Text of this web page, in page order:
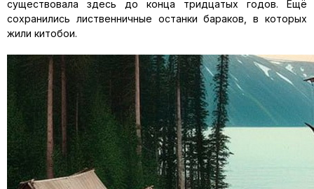
существовала здесь до конца тридцатых годов. Ещё
сохранились лиственничные останки бараков, в которых
жили китобои.